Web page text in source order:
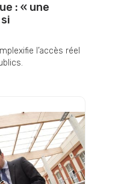
: « une
l’accès réel